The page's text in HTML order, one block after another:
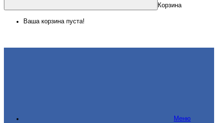
Корзина
Ваша корзина пуста!
Меню